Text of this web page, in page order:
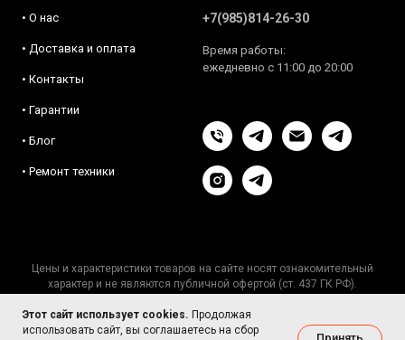
Этот сайт использует cookies. Продолжая
использовать сайт, вы соглашаетесь на сбор
• О нас
• Доставка и оплата
• Контакты
• Гарантии
• Блог
• Ремонт техники
+7(985)814-26-30
Время работы:
ежедневно с 11:00 до 20:00
Цены и характеристики товаров на сайте носят ознакомительный
характер и не являются публичной офертой (ст. 437 ГК РФ).
Пользовательское соглашение·Публичная оферта
конфиденциальности·Политика cookie